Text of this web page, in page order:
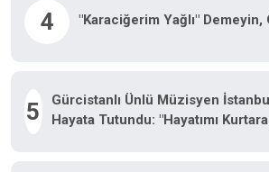
4 "Karaciğerim Yağlı" Demeyin,
5
Gürcistanlı Ünlü Müzisyen
Hayata Tutundu: "Hayatımı